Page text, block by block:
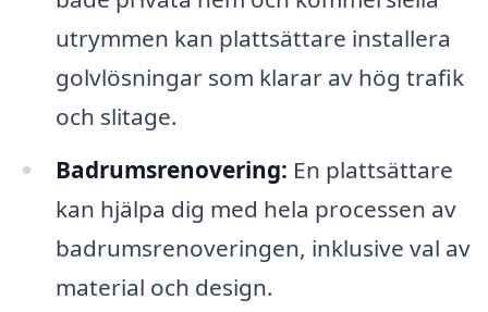
utrymmen kan plattsättare installera
golvlösningar som klarar av hög trafik
och slitage.
Badrumsrenovering: En plattsättare
kan hjälpa dig med hela processen av
badrumsrenoveringen, inklusive val av
material och design.